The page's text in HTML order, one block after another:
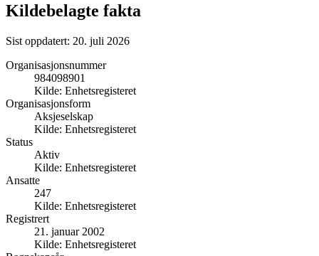
Kildebelagte fakta
Sist oppdatert: 20. juli 2026
Organisasjonsnummer
984098901
Kilde: Enhetsregisteret
Organisasjonsform
Aksjeselskap
Kilde: Enhetsregisteret
Status
Aktiv
Kilde: Enhetsregisteret
Ansatte
247
Kilde: Enhetsregisteret
Registrert
21. januar 2002
Kilde: Enhetsregisteret